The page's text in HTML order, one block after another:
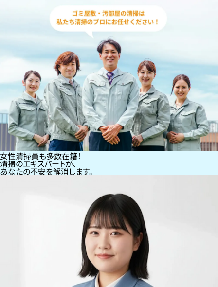
女性清掃員も多数在籍！
清掃のエキスパートが、
あなたの不安を解消します。